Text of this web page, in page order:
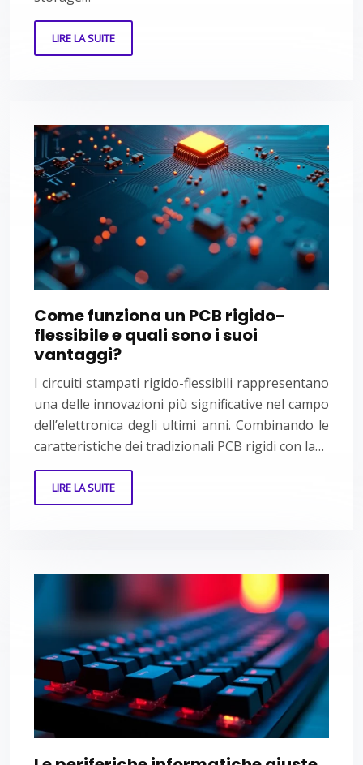
LIRE LA SUITE
Come funziona un PCB rigido-
flessibile e quali sono i suoi
vantaggi?
I circuiti stampati rigido-flessibili rappresentano
una delle innovazioni più significative nel campo
dell’elettronica degli ultimi anni. Combinando le
caratteristiche dei tradizionali PCB rigidi con la…
LIRE LA SUITE